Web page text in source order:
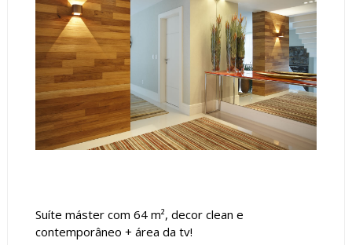
Suíte máster com 64 m², decor clean e
contemporâneo + área da tv!